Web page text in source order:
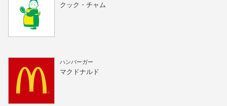
クック・チャム
ハンバーガー
マクドナルド